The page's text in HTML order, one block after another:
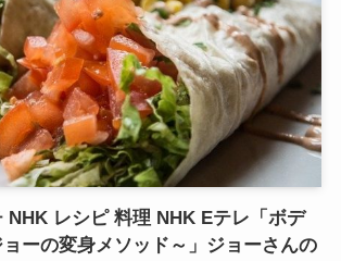
NHK レシピ 料理 NHK Eテレ「ボデ
ーの変身メソッド～」ジョーさんの